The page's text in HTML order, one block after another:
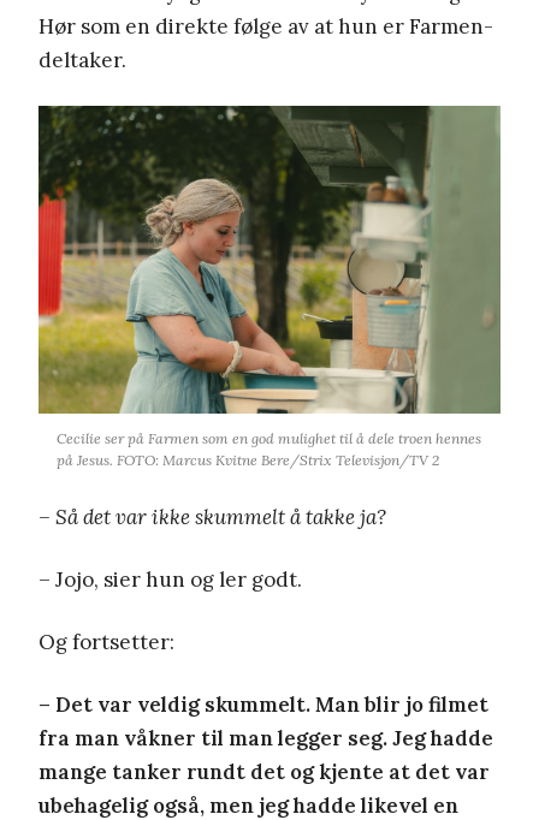
Hør som en direkte følge av at hun er Farmen-
deltaker.
Cecilie ser på Farmen som en god mulighet til å dele troen hennes
på Jesus. FOTO: Marcus Kvitne Bere/Strix Televisjon/TV 2
– Så det var ikke skummelt å takke ja?
– Jojo, sier hun og ler godt.
Og fortsetter:
– Det var veldig skummelt. Man blir jo filmet
fra man våkner til man legger seg. Jeg hadde
mange tanker rundt det og kjente at det var
ubehagelig også, men jeg hadde likevel en